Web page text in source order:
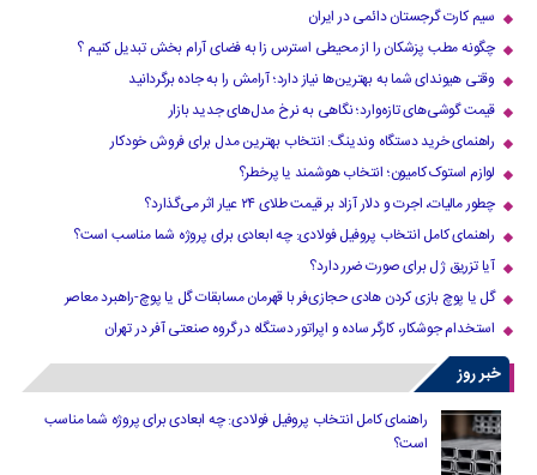
سیم کارت گرجستان دائمی در ایران
چگونه مطب پزشکان را از محیطی استرس زا به فضای آرام بخش تبدیل کنیم ؟
وقتی هیوندای شما به بهترین‌ها نیاز دارد؛ آرامش را به جاده برگردانید
قیمت گوشی‌های تازه‌وارد؛ نگاهی به نرخ مدل‌های جدید بازار
راهنمای خرید دستگاه وندینگ: انتخاب بهترین مدل برای فروش خودکار
لوازم استوک کامیون؛ انتخاب هوشمند یا پرخطر؟
چطور مالیات، اجرت و دلار آزاد بر قیمت طلای ۲۴ عیار اثر می‌گذارد؟
راهنمای کامل انتخاب پروفیل فولادی: چه ابعادی برای پروژه شما مناسب است؟
آیا تزریق ژل برای صورت ضرر دارد​؟
گل یا پوچ بازی کردن هادی حجازی‌فر با قهرمان مسابقات گل یا پوچ-راهبرد معاصر
استخدام جوشکار، کارگر ساده و اپراتور دستگاه در گروه صنعتی آفر در تهران
خبر روز
راهنمای کامل انتخاب پروفیل فولادی: چه ابعادی برای پروژه شما مناسب
است؟